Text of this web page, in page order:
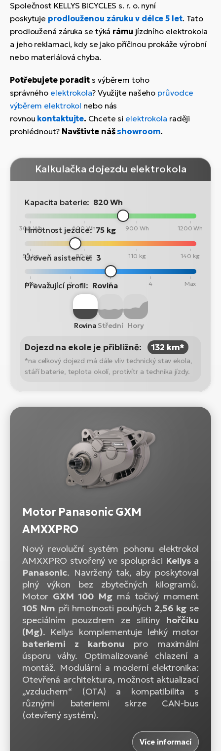
Společnost KELLYS BICYCLES s. r. o. nyní
poskytuje prodlouženou záruku v délce 5 let. Tato
prodloužená záruka se týká rámu jízdního elektrokola
a jeho reklamaci, kdy se jako příčinou prokáže výrobní
nebo materiálová chyba.
Potřebujete poradit s výběrem toho
správného elektrokola? Využijte našeho průvodce
výběrem elektrokol nebo nás
rovnou kontaktujte. Chcete si elektrokola raději
prohlédnout? Navštivte nášshowroom.
Kalkulačka dojezdu elektrokola
Kapacita baterie: 820 Wh
300 Wh 600 Wh 900 Wh 1200 Wh
Hmotnost jezdce: 75 kg
50 kg 80 kg 110 kg 140 kg
Úroveň asistence: 3
Min 2 3 4 Max
Převažující profil: Rovina
Rovina Střední Hory
Dojezd na ekole je přibližně: 132 km*
*na celkový dojezd má dále vliv technický stav ekola,
stáří baterie, teplota okolí, protivítr a technika jízdy.
Motor Panasonic GXM
AMXXPRO
Nový revoluční systém pohonu elektrokol
AMXXPRO stvořený ve spolupráci Kellys a
Panasonic. Navržený tak, aby poskytoval
plný výkon bez zbytečných kilogramů.
Motor GXM 100 Mgmá točivý moment
105 Nm při hmotnosti pouhých 2,56 kg se
speciálním pouzdrem ze slitiny hořčíku
(Mg). Kellys komplementuje lehký motor
bateriemi z karbonu pro maximální
úsporu váhy. Optimalizované chlazení a
montáž. Modulární a moderní elektronika:
Otevřená architektura, možnost aktualizací
„vzduchem“ (OTA) a kompatibilita s
různými bateriemi skrze CAN-bus
(otevřený systém).
Více informací